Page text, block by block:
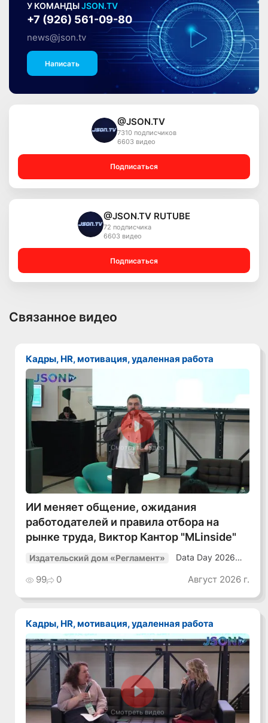
У КОМАНДЫJSON.TV
+7 (926) 561-09-80
news@json.tv
Написать
@JSON.TV
7310 подписчиков
6603 видео
Подписаться
@JSON.TV RUTUBE
72 подписчика
6603 видео
Подписаться
Связанное видео
Кадры, HR, мотивация, удаленная работа
Смотреть видео
ИИ меняет общение, ожидания
работодателей и правила отбора на
рынке труда, Виктор Кантор "MLinside"
Издательский дом «Регламент»
Data Day 2026
Как сохранять
уверенный курс
среде»
99 0 Август 2026 г.
Кадры, HR, мотивация, удаленная работа
Смотреть видео